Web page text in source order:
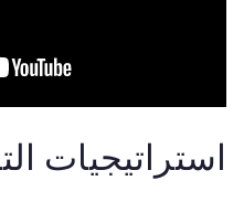
استراتيجيات